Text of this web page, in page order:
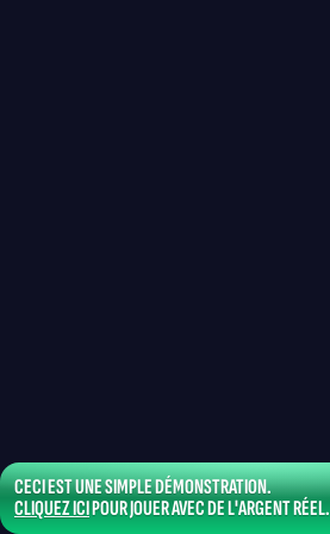
CECI EST UNE SIMPLE DÉMONSTRATION.
CLIQUEZ ICIPOUR JOUER AVEC DE L'ARGENT RÉEL.